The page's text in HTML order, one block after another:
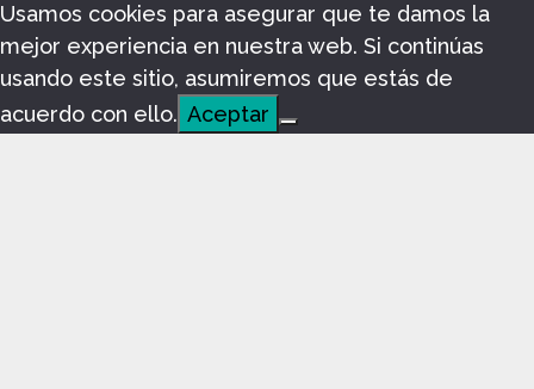
Usamos cookies para asegurar que te damos la
mejor experiencia en nuestra web. Si continúas
usando este sitio, asumiremos que estás de
acuerdo con ello. Aceptar